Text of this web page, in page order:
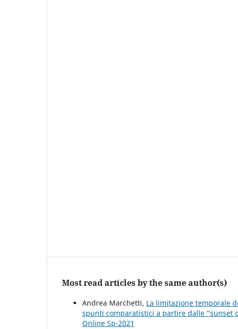
Most read articles by the same author(s)
Andrea Marchetti, La limitazione temporale
spunti comparatistici a partire dalle “sunset
Online Sp-2021